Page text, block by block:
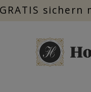
sichern